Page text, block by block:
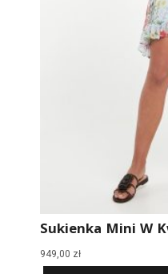
Sukienka Mini W
949,00 zł